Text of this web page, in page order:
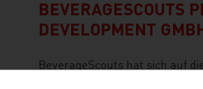
BEVERAGESCOUTS
DEVELOPMENT
BeverageScouts hat sich auf